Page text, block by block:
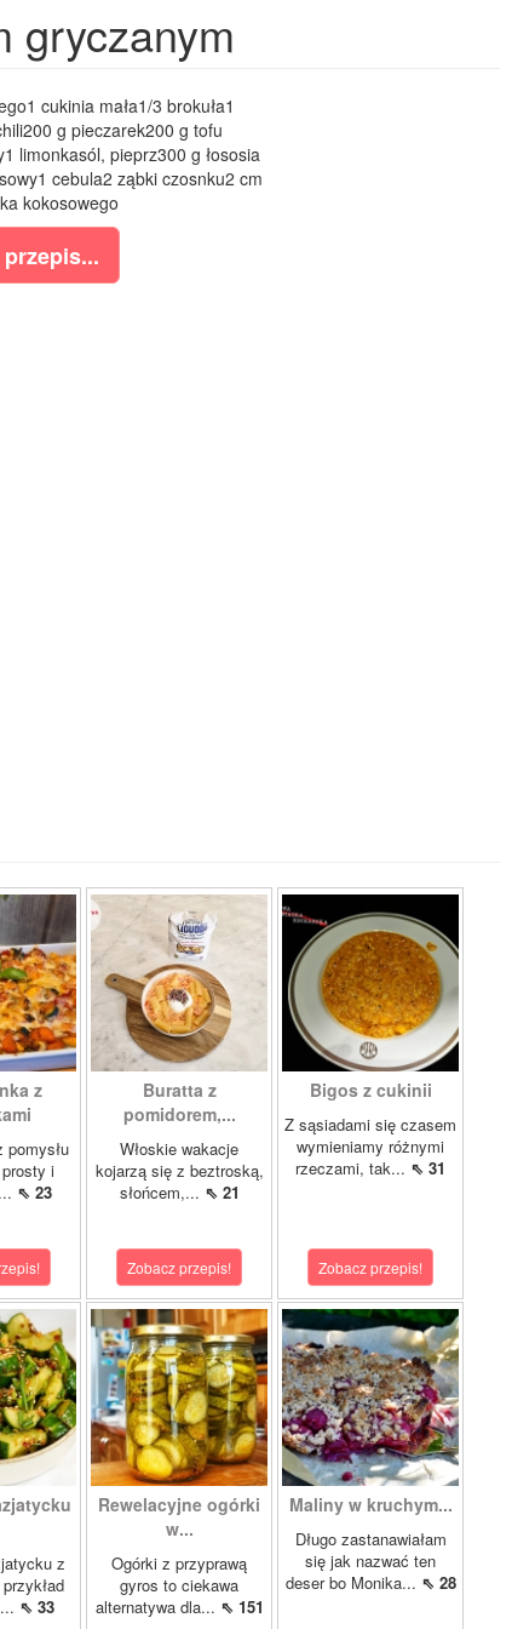
gryczanym
cukinia mała1/3 brokuła1
g pieczarek200 g tofu
limonkasól, pieprz300 g łososia
cebula2 ząbki czosnku2 cm
kokosowego
z
i
⇖ 23
Buratta z
pomidorem,...
Włoskie wakacje
kojarzą się z beztroską,
słońcem,... ⇖ 21
Zobacz przepis!
Bigos z cukinii
Z sąsiadami się czasem
wymieniamy różnymi
rzeczami, tak... ⇖ 31
Zobacz przepis!
z
⇖ 33
Rewelacyjne ogórki
w...
Ogórki z przyprawą
gyros to ciekawa
alternatywa dla... ⇖ 151
Maliny w kruchym...
Długo zastanawiałam
się jak nazwać ten
deser bo Monika... ⇖ 28